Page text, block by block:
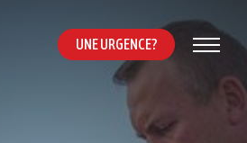
UNE URGENCE ?